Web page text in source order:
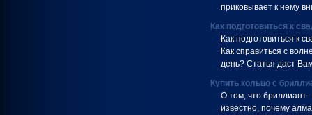
приковывает к нему
Как подготовиться к
Как подготовиться к
Как справиться с
день? Статья даст
Купить кольцо с
О том, что бриллиант
известно, почему